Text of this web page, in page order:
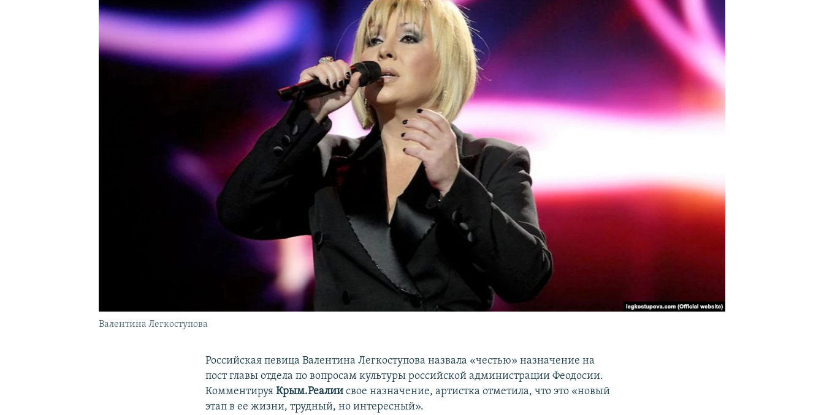
КРЫМ.НЕПОКОРЕННЫЙ
УКРАИНСКАЯ ПРОБЛЕМА КРЫМА
Валентина Легкоступова
Российская певица Валентина Легкоступова назвала «честью» назначение на
пост главы отдела по вопросам культуры российской администрации Феодосии.
КомментируяКрым.Реалии свое назначение, артистка отметила, что это «новый
этап в ее жизни, трудный, но интересный».